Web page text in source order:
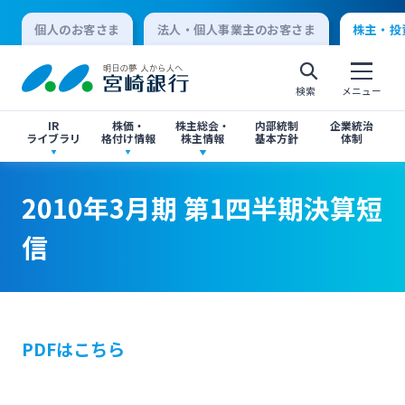
個人のお客さま 法人・個人事業主のお客さま 株主・
検索 メニュー
IR
ライブラリ
株価・
格付け情報
株主総会・
株主情報
内部統制
基本方針
企業統治
体制
決算短信
有価証券報告書・四半期報告書
株価情報
格付け情報
株主総会のご案内
中間配当のご案内
2010年3月期 第1四半期決算短信
2010年3月期 第1四半期決算短信
個人向けインターネットバンキング
ログオン
法人向けインターネットバンキング
2010年3月期 第1四半期決算短
信
PDFはこちら